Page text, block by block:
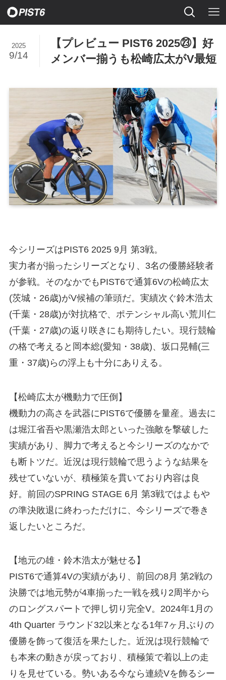
【プレビュー PIST6 2025㉓】好
メンバー揃うも松崎広太がV最短
2025
9/14
今シリーズはPIST6 2025 9月 第3戦。
実力者が揃ったシリーズとなり、3名の優勝経験者
が参戦。そのなかでもPIST6で通算6Vの松崎広太
(茨城・26歳)がV候補の筆頭だ。実績次ぐ鈴木浩太
(千葉・28歳)が対抗格で、ポテンシャル高い荒川仁
(千葉・27歳)の返り咲きにも期待したい。現行競輪
の格で考えると岡本総(愛知・38歳)、坂口晃輔(三
重・37歳)らの浮上も十分にありえる。
【松崎広太が機動力で圧倒】
機動力の高さを武器にPIST6で優勝を量産。過去に
は堀江省吾や黒瀬浩太郎といった強敵を撃破した
実績があり、脚力で考えると今シリーズのなかで
も断トツだ。近況は現行競輪で思うような結果を
残せていないが、積極策を貫いており内容は良
好。前回のSPRING STAGE 6月 第3戦ではよもや
の準決敗退に終わっただけに、今シリーズで巻き
返したいところだ。
【地元の雄・鈴木浩太が魅せる】
PIST6で通算4Vの実績があり、前回の8月 第2戦の
決勝では地元勢が4車揃った一戦を残り2周半から
のロングスパートで押し切り完全V。2024年1月の
4th Quarter ラウンド32以来となる1年7ヶ月ぶりの
優勝を飾って復活を果たした。近況は現行競輪で
も本来の動きが戻っており、積極策で着以上の走
りを見せている。勢いある今なら連続Vを飾るシー